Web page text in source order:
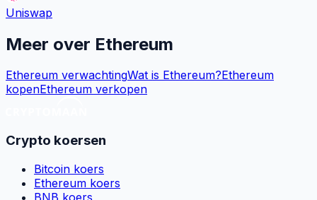
Uniswap
Meer over Ethereum
Ethereum verwachtingWat is Ethereum?Ethereum
kopenEthereum verkopen
Crypto koersen
Bitcoin koers
Ethereum koers
BNB koers